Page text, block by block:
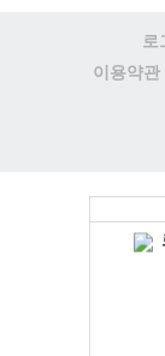
로
이용약관